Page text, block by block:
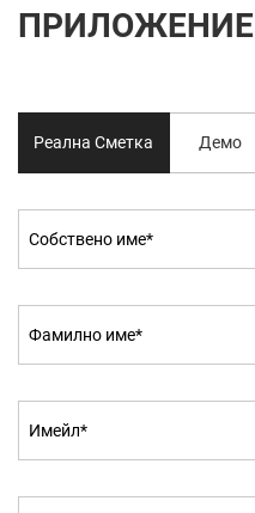
ПРИЛОЖЕНИЕ
Реална Сметка Демо